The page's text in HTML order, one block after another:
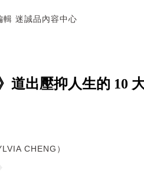
輯 迷誠品內容中心
道出壓抑人生的 10
CHENG）